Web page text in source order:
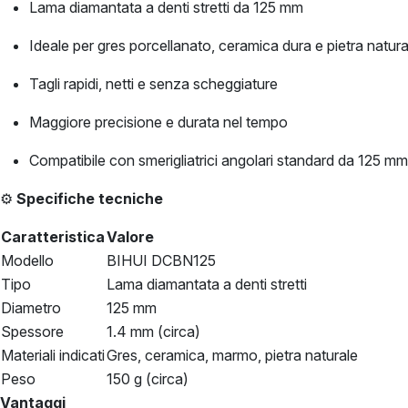
Lama diamantata a denti stretti da 125 mm
Ideale per gres porcellanato, ceramica dura e pietra
Tagli rapidi, netti e senza scheggiature
Maggiore precisione e durata nel tempo
Compatibile con smerigliatrici angolari standard da 125 mm
⚙️ Specifiche tecniche
CaratteristicaValore
Modello
BIHUI DCBN125
Tipo
Lama diamantata a denti stretti
Diametro
125 mm
Spessore
1.4 mm (circa)
Materiali indicatiGres, ceramica, marmo, pietra naturale
Peso
150 g (circa)
Vantaggi